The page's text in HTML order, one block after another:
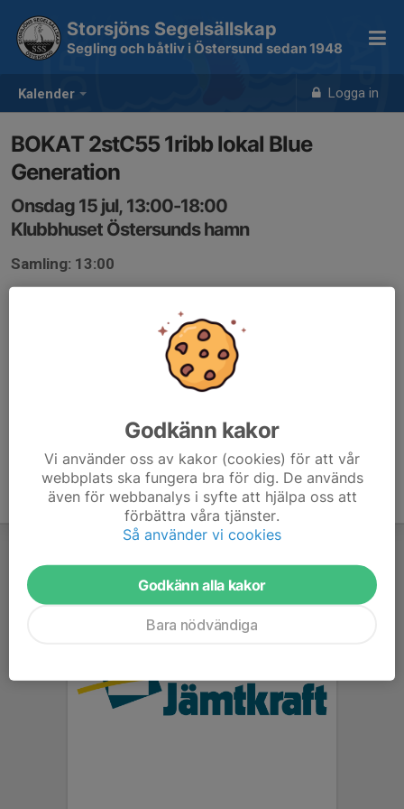
Kalender Logga in
Storsjöns Segelsällskap
Segling och båtliv i Östersund sedan 1948
BOKAT 2stC55 1ribb lokal Blue
Generation
Onsdag 15 jul, 13:00-18:00
Klubbhuset Östersunds hamn
Samling: 13:00
Generation. Ungdomsverksamhet med gratis prova på
segling för 13-19år och äldre i mån av plats.
www.instagram.com/blue_gen_ostersund/
Godkänn kakor
Vi använder oss av kakor (cookies) för att vår
webbplats ska fungera bra för dig. De används
även för webbanalys i syfte att hjälpa oss att
förbättra våra tjänster.
Så använder vi cookies
Godkänn alla kakor
Bara nödvändiga